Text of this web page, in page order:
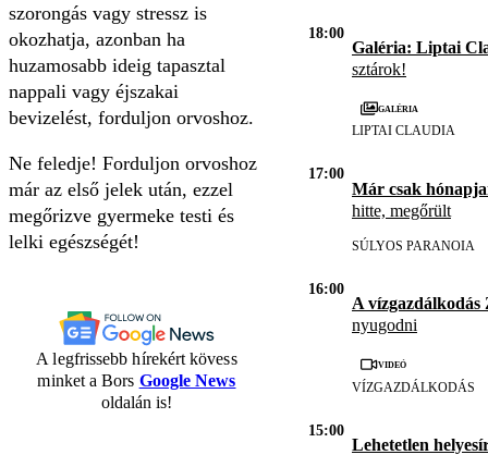
szorongás vagy stressz is
okozhatja, azonban ha
huzamosabb ideig tapasztal
nappali vagy éjszakai
bevizelést, forduljon orvoshoz.
Ne feledje! Forduljon orvoshoz
már az első jelek után, ezzel
megőrizve gyermeke testi és
lelki egészségét!
A legfrissebb hírekért kövess
minket a Bors Google News
oldalán is!
18:00
Galéria: Liptai
sztárok!
Galéria
LIPTAI CLAUDIA
17:00
Már csak
hitte, megőrült
SÚLYOS PARANOIA
16:00
A vízgazdálkodás
nyugodni
Videó
VÍZGAZDÁLKODÁS
15:00
Lehetetlen